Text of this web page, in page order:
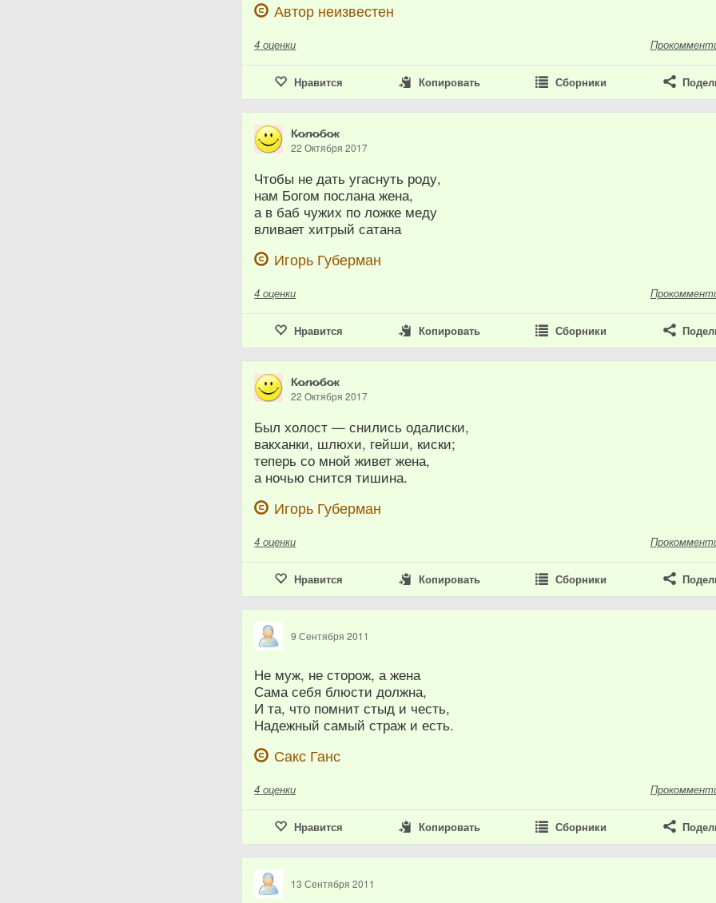
Автор неизвестен
4 оценки
Нравится Копировать Сборники
К̷о̷л̷о̷б̷о̷к
22 Октября 2017
Чтобы не дать угаснуть роду,
нам Богом послана жена,
а в баб чужих по ложке меду
вливает хитрый сатана
Игорь Губерман
4 оценки
Нравится Копировать Сборники
К̷о̷л̷о̷б̷о̷к
22 Октября 2017
Был холост — снились одалиски,
вакханки, шлюхи, гейши, киски;
теперь со мной живет жена,
а ночью снится тишина.
Игорь Губерман
4 оценки
Нравится Копировать Сборники
9 Сентября 2011
Не муж, не сторож, а жена
Сама себя блюсти должна,
И та, что помнит стыд и честь,
Надежный самый страж и есть.
Сакс Ганс
4 оценки
Нравится Копировать Сборники
13 Сентября 2011